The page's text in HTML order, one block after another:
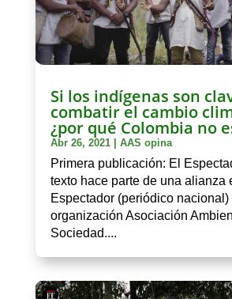
Si los indígenas son
combatir el cambio
¿por qué Colombia no
Abr 26, 2021| AAS opina
Primera publicación: El
texto hace parte de una alianza
Espectador (periódico nacional)
organización Asociación
Sociedad....